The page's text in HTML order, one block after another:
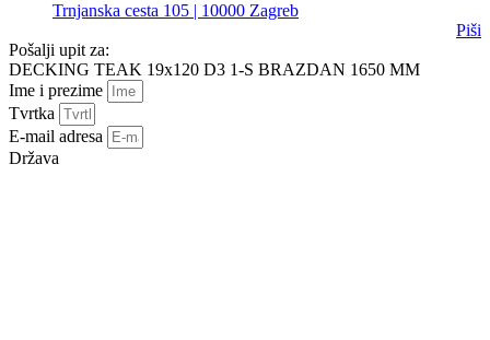
Trnjanska cesta 105 | 10000 Zagreb
Piši
Pošalji upit za:
DECKING TEAK 19x120 D3 1-S BRAZDAN 1650 MM
Ime i prezime
Tvrtka
E-mail adresa
Država